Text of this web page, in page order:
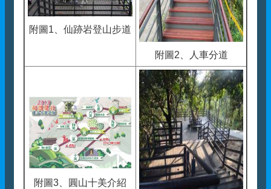
附圖1、仙跡岩登山步道
附圖2、人車分道
附圖3、圓山十美介紹